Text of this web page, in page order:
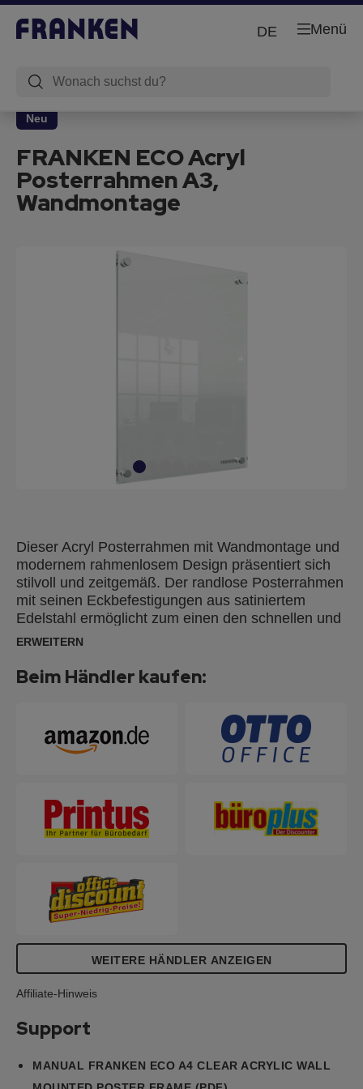
Menü
DE
Neu
FRANKEN ECO Acryl
Posterrahmen A3,
Wandmontage
Dieser Acryl Posterrahmen mit Wandmontage und
modernem rahmenlosem Design präsentiert sich
stilvoll und zeitgemäß. Der randlose Posterrahmen
mit seinen Eckbefestigungen aus satiniertem
Edelstahl ermöglicht zum einen den schnellen und
einfachen Austausch der Motive im Quer- und
äußeren Einflüssen. Die leicht abwischbare
temporären oder permanenten Schildern, Motiven
oder Informationen. Made in Germany. Motiv-
ERWEITERN
Beim Händler kaufen:
WEITERE HÄNDLER ANZEIGEN
Affiliate-Hinweis
Support
MANUAL FRANKEN ECO A4 CLEAR ACRYLIC WALL